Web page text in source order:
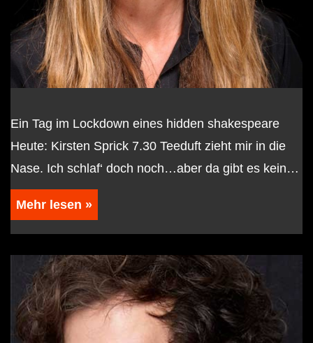
Ein Tag im Lockdown eines hidden shakespeare
Heute: Kirsten Sprick 7.30 Teeduft zieht mir in die
Nase. Ich schlaf‘ doch noch…aber da gibt es kein…
Mehr lesen »